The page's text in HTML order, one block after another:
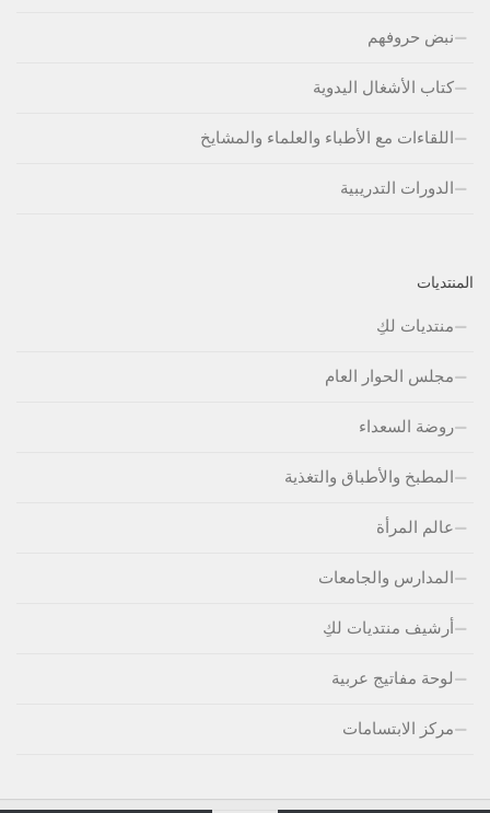
نبض حروفهم
كتاب الأشغال اليدوية
اللقاءات مع الأطباء والعلماء والمشايخ
الدورات التدريبية
المنتديات
منتديات لكِ
مجلس الحوار العام
روضة السعداء
المطبخ والأطباق والتغذية
عالم المرأة
المدارس والجامعات
أرشيف منتديات لكِ
لوحة مفاتيج عربية
مركز الابتسامات